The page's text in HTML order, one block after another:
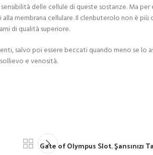
delle cellule di queste sostanze. Ma
membrana cellulare. Il clenbuterolo non è
di qualità superiore.
salvo poi essere beccati quando meno se lo
e venosità.
Gate of Olympus Slot. Şansınızı